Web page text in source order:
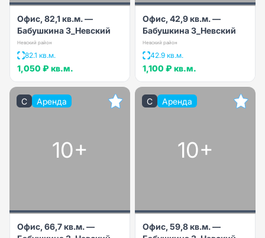
Офис, 82,1 кв.м. —
Бабушкина 3_Невский
Невский район
82.1 кв.м.
1,050 ₽ кв.м.
Офис, 42,9 кв.м. —
Бабушкина 3_Невский
Невский район
42.9 кв.м.
1,100 ₽ кв.м.
C Аренда
10+
Офис, 66,7 кв.м. —
C Аренда
10+
Офис, 59,8 кв.м. —